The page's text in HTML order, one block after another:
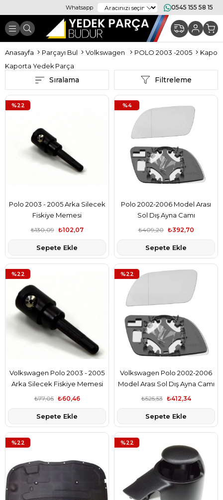
Whatsapp 0545 155 58 15
Anasayfa Parçayı Bul Volkswagen POLO 2003 -2005
Kaporta Yedek Parça
Filtreleme
Sıralama
Polo 2003 - 2005 Arka Silecek
Fiskiye Memesi
₺102,07
₺130,09
Sepete Ekle
%22
Polo 2002-2006 Model Arası
Sol Dış Ayna Camı
₺392,70
₺409,20
Sepete Ekle
%4
Volkswagen Polo 2003 - 2005
Arka Silecek Fiskiye Memesi
Aspart Marka 3B9955985A
₺60,46
₺77,05
Sepete Ekle
%22
Volkswagen Polo 2002-2006
Model Arası Sol Dış Ayna Camı
Bsg Marka 6Q0857521A
₺412,34
₺525,53
Sepete Ekle
%22
%22 %22